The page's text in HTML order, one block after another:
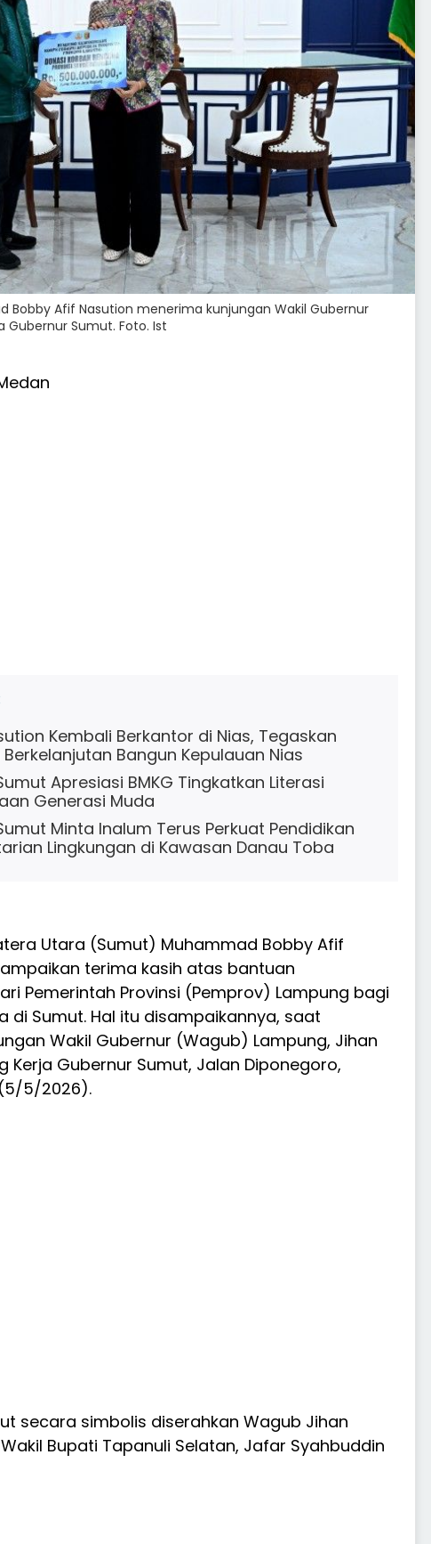
Afif Nasution menerima kunjungan Wakil Gubernur
Gubernur Sumut. Foto. Ist
Kembali Berkantor di Nias, Tegaskan
Bangun Kepulauan Nias
Apresiasi BMKG Tingkatkan Literasi
Generasi Muda
Minta Inalum Terus Perkuat Pendidikan
Lingkungan di Kawasan Danau Toba
Utara (Sumut) Muhammad Bobby Afif
terima kasih atas bantuan
Pemerintah Provinsi (Pemprov) Lampung bagi
di Sumut. Hal itu disampaikannya, saat
Wakil Gubernur (Wagub) Lampung, Jihan
Kerja Gubernur Sumut, Jalan Diponegoro,
5/2026).
secara simbolis diserahkan Wagub Jihan
Bupati Tapanuli Selatan, Jafar Syahbuddin